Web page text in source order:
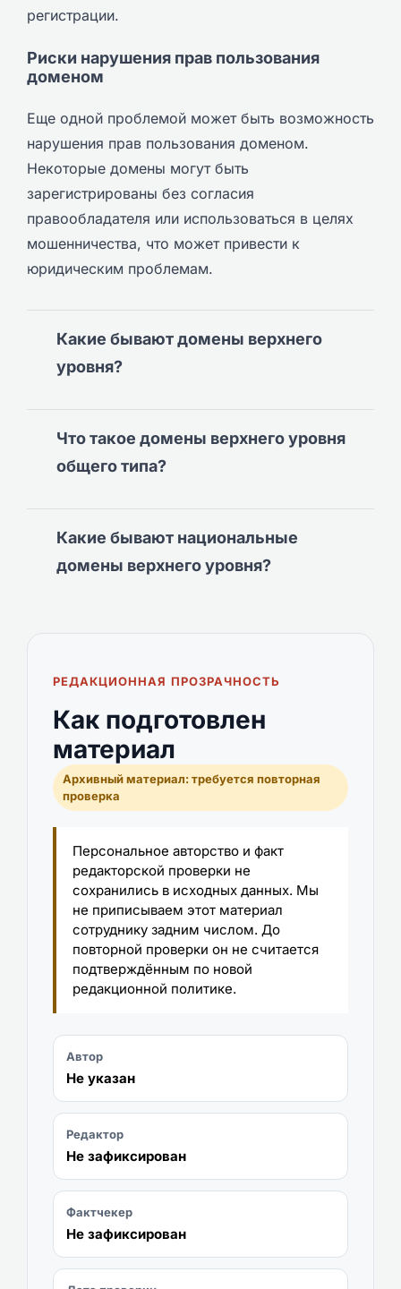
регистрации.
Риски нарушения прав пользования
доменом
Еще одной проблемой может быть возможность
нарушения прав пользования доменом.
Некоторые домены могут быть
зарегистрированы без согласия
правообладателя или использоваться в целях
мошенничества, что может привести к
юридическим проблемам.
Какие бывают домены верхнего
уровня?
Что такое домены верхнего уровня
общего типа?
Какие бывают национальные
домены верхнего уровня?
РЕДАКЦИОННАЯ ПРОЗРАЧНОСТЬ
Как подготовлен
материал
Архивный материал: требуется повторная
проверка
Персональное авторство и факт
редакторской проверки не
сохранились в исходных данных. Мы
не приписываем этот материал
сотруднику задним числом. До
повторной проверки он не считается
подтверждённым по новой
редакционной политике.
Автор
Не указан
Редактор
Не зафиксирован
Фактчекер
Не зафиксирован